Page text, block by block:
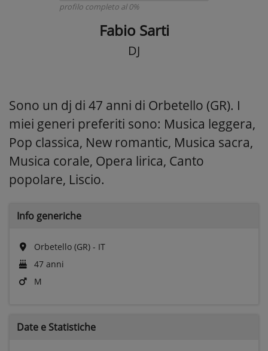
profilo completo al 0%
Fabio Sarti
DJ
Sono un dj di 47 anni di Orbetello (GR). I
miei generi preferiti sono: Musica leggera,
Pop classica, New romantic, Musica sacra,
Musica corale, Opera lirica, Canto
popolare, Liscio.
Info generiche
Orbetello (GR) - IT
47 anni
M
Date e Statistiche